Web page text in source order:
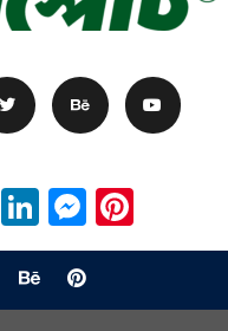
Telegram
LinkedIn
Messenger